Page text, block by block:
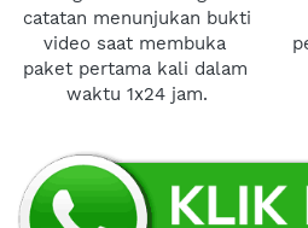
catatan menunjukan bukti
video saat membuka
paket pertama kali dalam
waktu 1x24 jam.